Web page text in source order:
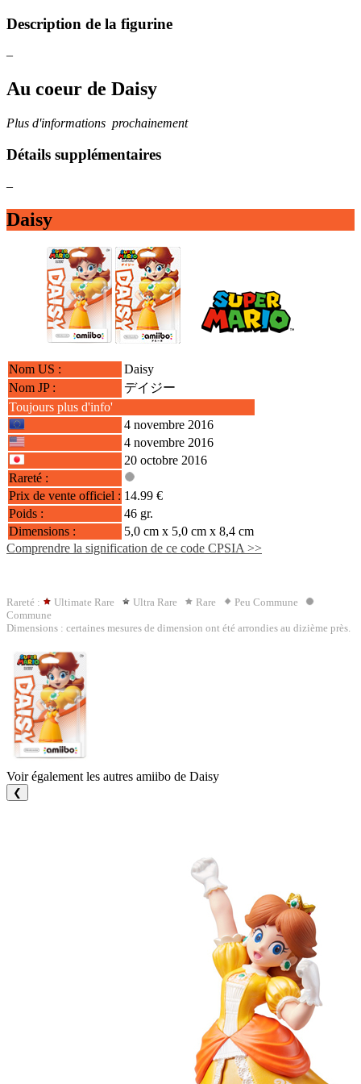
Description de la figurine
–
Au coeur de Daisy
Plus d'informations prochainement
Détails supplémentaires
–
Daisy
Nom US :
Daisy
Nom JP :
デイジー
Toujours plus d'info'
4 novembre 2016
4 novembre 2016
20 octobre 2016
Rareté :
Prix de vente officiel : 14.99 €
Poids :
46 gr.
Dimensions :
5,0 cm x 5,0 cm x 8,4 cm
Comprendre la signification de ce code CPSIA >>
Rareté : Ultimate Rare Ultra Rare Rare
Peu Commune
Commune
Dimensions : certaines mesures de dimension ont été arrondies au dizième près.
Voir également les autres amiibo de Daisy
❮